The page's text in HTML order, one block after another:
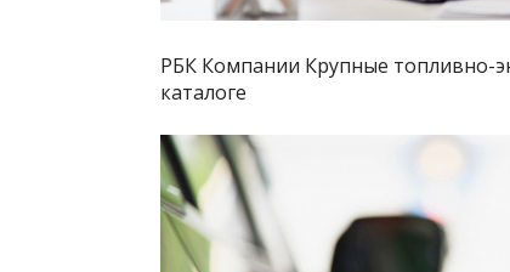
РБК Компании Крупные топливно-
каталоге